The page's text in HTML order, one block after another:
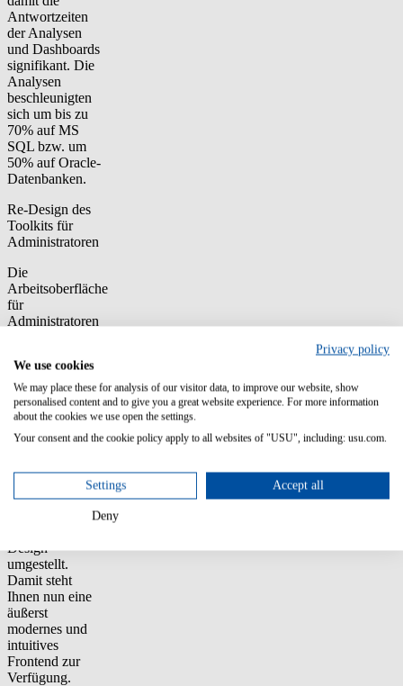
Antwortzeiten
der Analysen
und Dashboards
signifikant. Die
Analysen
beschleunigten
sich um bis zu
70% auf MS
SQL bzw. um
50% auf Oracle-
Datenbanken.
Re-Design des
Toolkits für
Administratoren
Die
Arbeitsoberfläche
für
Administratoren
Design
unterzogen: Im
Toolkit und
Scheduler haben
wir unsere
Angular-Version
aktualisiert und
Design
umgestellt.
Damit steht
Ihnen nun eine
äußerst
modernes und
intuitives
Frontend zur
Verfügung.
Privacy policy
We use cookies
We may place these for analysis of our visitor data, to improve our website, show
personalised content and to give you a great website experience. For more information
about the cookies we use open the settings.
Your consent and the cookie policy apply to all websites of "USU", including: usu.com.
Settings Accept all
Deny